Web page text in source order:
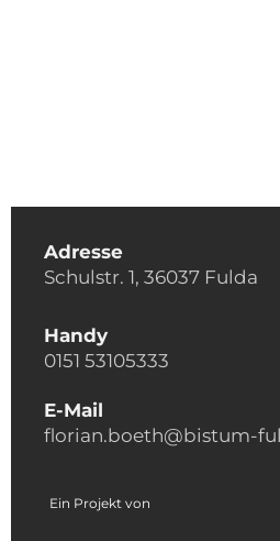
Adresse
Schulstr. 1, 36037 Fulda
Handy
0151 53105333
E-Mail
florian.boeth@bistum-
Ein Projekt von